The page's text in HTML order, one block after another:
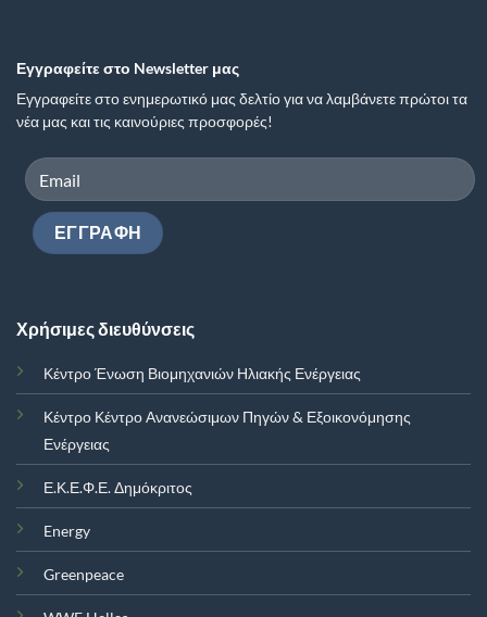
Εγγραφείτε στο Newsletter μας
Εγγραφείτε στο ενημερωτικό μας δελτίο για να λαμβάνετε πρώτοι τα
νέα μας και τις καινούριες προσφορές!
Χρήσιμες διευθύνσεις
Κέντρο Ένωση Βιομηχανιών Ηλιακής Ενέργειας
Κέντρο Κέντρο Ανανεώσιμων Πηγών & Εξοικονόμησης
Ενέργειας
Ε.Κ.Ε.Φ.Ε. Δημόκριτος
Energy
Greenpeace